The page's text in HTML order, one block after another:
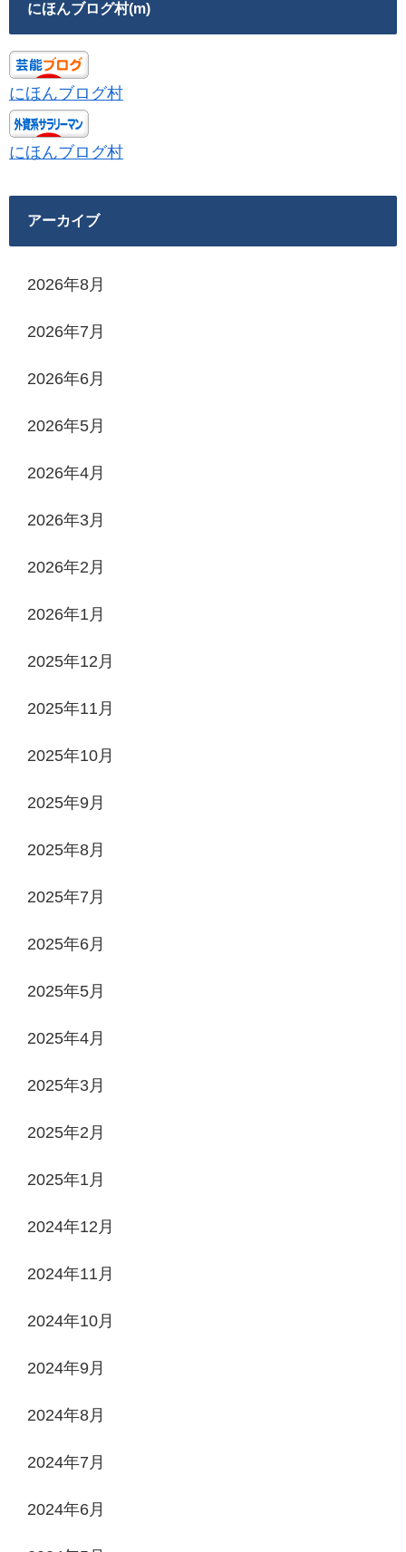
にほんブログ村(m)
にほんブログ村
にほんブログ村
アーカイブ
2026年8月
2026年7月
2026年6月
2026年5月
2026年4月
2026年3月
2026年2月
2026年1月
2025年12月
2025年11月
2025年10月
2025年9月
2025年8月
2025年7月
2025年6月
2025年5月
2025年4月
2025年3月
2025年2月
2025年1月
2024年12月
2024年11月
2024年10月
2024年9月
2024年8月
2024年7月
2024年6月